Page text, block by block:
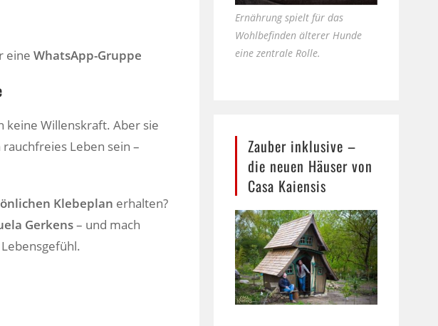
eineWhatsApp-Gruppe
keine Willenskraft. Aber sie
Leben sein –
Klebeplan erhalten?
Gerkens– und mach
Ernährung spielt für das
Wohlbefinden älterer Hunde
eine zentrale Rolle.
Zauber inklusive –
die neuen Häuser von
Casa Kaiensis